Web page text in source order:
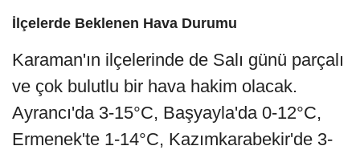
İlçelerde Beklenen Hava Durumu
Karaman'ın ilçelerinde de Salı günü parçalı
ve çok bulutlu bir hava hakim olacak.
Ayrancı'da 3-15°C, Başyayla'da 0-12°C,
Ermenek'te 1-14°C, Kazımkarabekir'de 3-